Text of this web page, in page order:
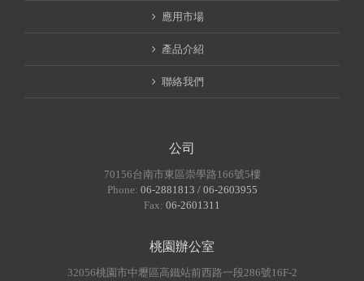
應用市場
產品介紹
聯絡我們
公司
70156台南市東區崇學路166號5樓
Phone: 06-2881813 / 06-2603955
Fax: 06-2601311
桃園辦公室
32056桃園市中壢區高鐵站前西路一段286號16F-2